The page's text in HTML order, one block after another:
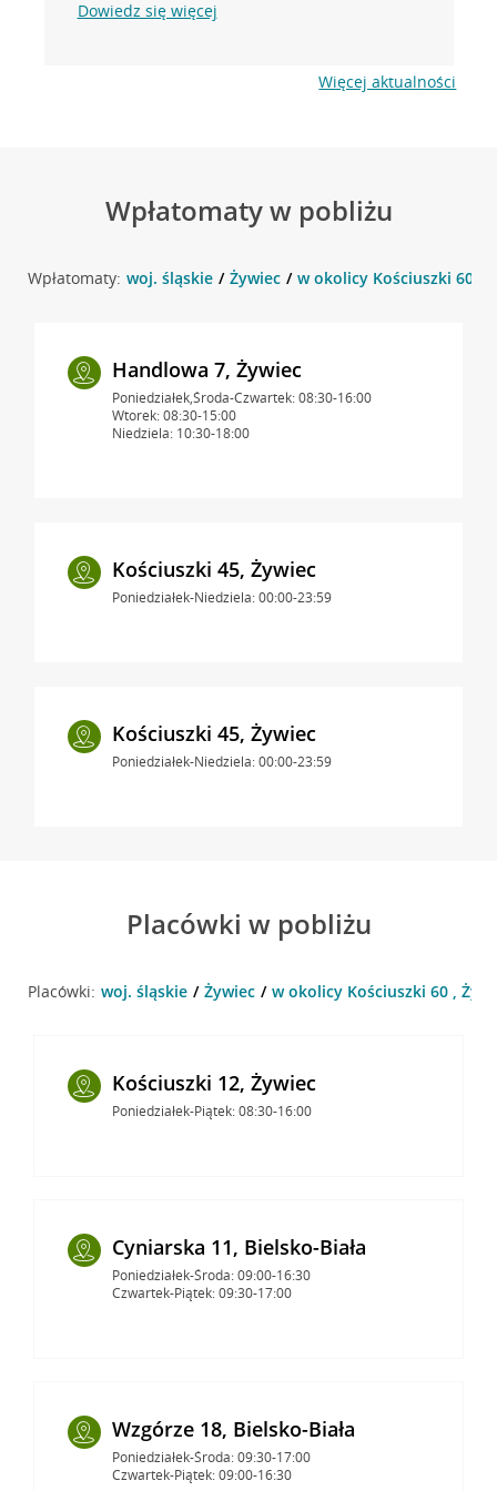
Dowiedz się więcej
Więcej aktualności
Wpłatomaty w pobliżu
Wpłatomaty: woj. śląskie Żywiec w okolicy Kościuszki 60 ,
Handlowa 7, Żywiec
Poniedziałek,Środa-Czwartek: 08:30-16:00
Wtorek: 08:30-15:00
Niedziela: 10:30-18:00
Kościuszki 45, Żywiec
Poniedziałek-Niedziela: 00:00-23:59
Kościuszki 45, Żywiec
Poniedziałek-Niedziela: 00:00-23:59
Placówki w pobliżu
Placówki: woj. śląskie Żywiec w okolicy Kościuszki 60 ,
Kościuszki 12, Żywiec
Poniedziałek-Piątek: 08:30-16:00
Cyniarska 11, Bielsko-Biała
Poniedziałek-Środa: 09:00-16:30
Czwartek-Piątek: 09:30-17:00
Wzgórze 18, Bielsko-Biała
Poniedziałek-Środa: 09:30-17:00
Czwartek-Piątek: 09:00-16:30